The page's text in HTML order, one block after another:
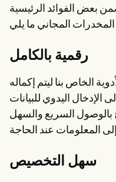
بعض الفوائد الرئيسية
رقمية بالكامل
الخاص بنا ليتم إكماله
الإدخال اليدوي للبيانات
بالوصول السريع والسهل
سهل التخصيص